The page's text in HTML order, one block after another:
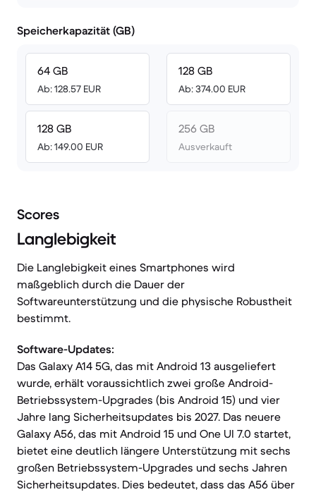
Speicherkapazität (GB)
64 GB
Ab: 128.57 EUR
128 GB
Ab: 149.00 EUR
128 GB
Ab: 374.00 EUR
256 GB
Ausverkauft
Scores
Langlebigkeit
Die Langlebigkeit eines Smartphones wird
maßgeblich durch die Dauer der
Softwareunterstützung und die physische Robustheit
bestimmt.
Software-Updates:
Das Galaxy A14 5G, das mit Android 13 ausgeliefert
wurde, erhält voraussichtlich zwei große Android-
Betriebssystem-Upgrades (bis Android 15) und vier
Jahre lang Sicherheitsupdates bis 2027. Das neuere
Galaxy A56, das mit Android 15 und One UI 7.0 startet,
bietet eine deutlich längere Unterstützung mit sechs
großen Betriebssystem-Upgrades und sechs Jahren
Sicherheitsupdates. Dies bedeutet, dass das A56 über